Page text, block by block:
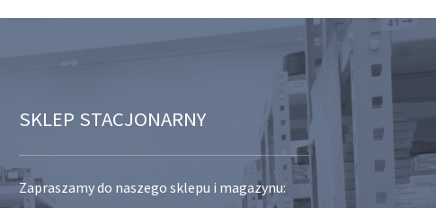
SKLEP STACJONARNY
Zapraszamy do naszego sklepu i magazynu: